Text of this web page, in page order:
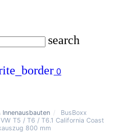
search
0
/
BusBoxx
T5 / T6 / T6.1 California Coast
800 mm